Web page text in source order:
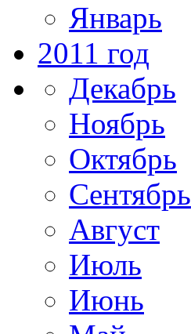
Январь
2011 год
Декабрь
Ноябрь
Октябрь
Сентябрь
Август
Июль
Июнь